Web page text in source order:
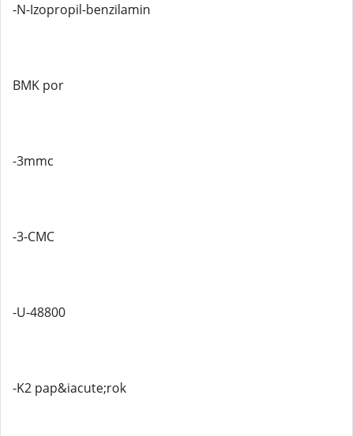
-N-Izopropil-benzilamin
BMK por
-3mmc
-3-CMC
-U-48800
-K2 pap&iacute;rok